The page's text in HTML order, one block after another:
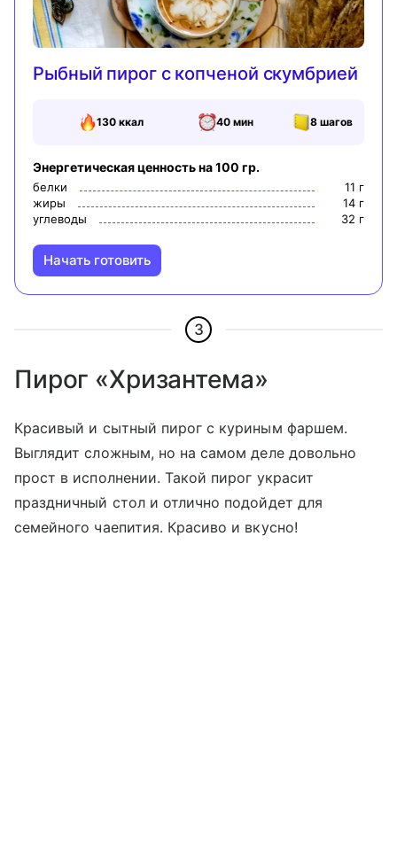
Рыбный пирог с копченой скумбрией
130ккал 40 мин 8 шагов
Энергетическая ценность на 100 гр.
белки 11 г
жиры
14 г
углеводы
32 г
Начать готовить
3
Пирог «Хризантема»
Красивый и сытный пирог с куриным фаршем.
Выглядит сложным, но на самом деле довольно
прост в исполнении. Такой пирог украсит
праздничный стол и отлично подойдет для
семейного чаепития. Красиво и вкусно!